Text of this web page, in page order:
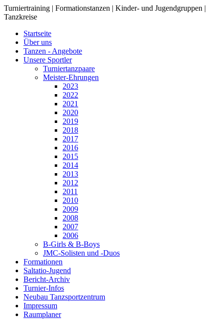
Turniertraining | Formationstanzen | Kinder- und Jugendgruppen |
Tanzkreise
Startseite
Über uns
Tanzen - Angebote
Unsere Sportler
Turniertanzpaare
Meister-Ehrungen
2023
2022
2021
2020
2019
2018
2017
2016
2015
2014
2013
2012
2011
2010
2009
2008
2007
2006
B-Girls & B-Boys
JMC-Solisten und -Duos
Formationen
Saltatio-Jugend
Bericht-Archiv
Turnier-Infos
Neubau Tanzsportzentrum
Impressum
Raumplaner